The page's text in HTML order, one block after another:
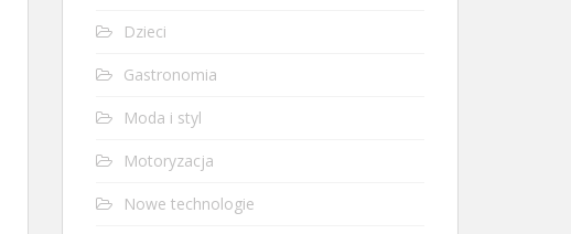
Dzieci
Gastronomia
Moda i styl
Motoryzacja
Nowe technologie